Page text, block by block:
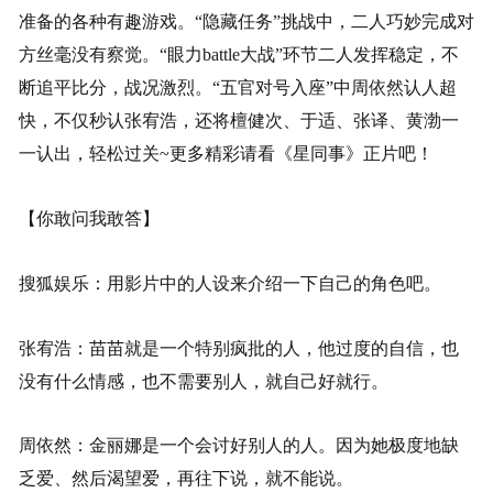
准备的各种有趣游戏。“隐藏任务”挑战中，二人巧妙完成对
方丝毫没有察觉。“眼力battle大战”环节二人发挥稳定，不
断追平比分，战况激烈。“五官对号入座”中周依然认人超
快，不仅秒认张宥浩，还将檀健次、于适、张译、黄渤一
一认出，轻松过关~更多精彩请看《星同事》正片吧！
【你敢问我敢答】
搜狐娱乐：用影片中的人设来介绍一下自己的角色吧。
张宥浩：苗苗就是一个特别疯批的人，他过度的自信，也
没有什么情感，也不需要别人，就自己好就行。
周依然：金丽娜是一个会讨好别人的人。因为她极度地缺
乏爱、然后渴望爱，再往下说，就不能说。